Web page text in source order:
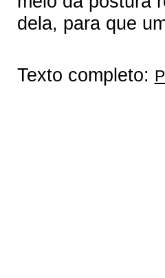
dela, para que
Texto completo: